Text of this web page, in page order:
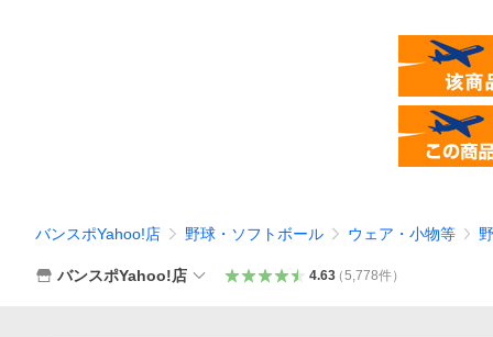
バンスポYahoo!店 野球・ソフトボール ウェア・小物等
バンスポYahoo!店 4.63（5,778件）